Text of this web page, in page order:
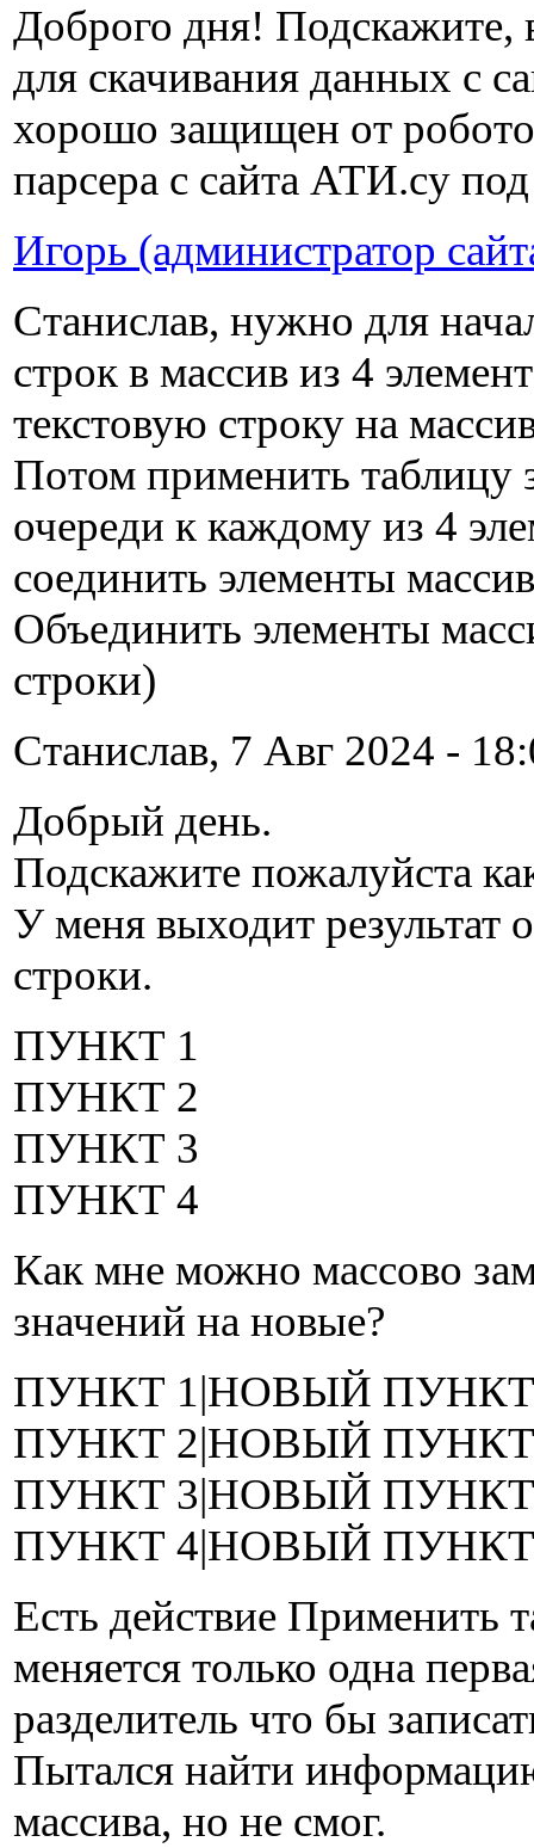
Доброго дня! Подскажите,
для скачивания данных с
хорошо защищен от
парсера с сайта АТИ.су
Игорь (администратор
Станислав, нужно для
строк в массив из 4
текстовую строку на
Потом применить таблицу
очереди к каждому из 4
соединить элементы
Объединить элементы
строки)
Станислав, 7 Авг 2024 -
Добрый день.
Подскажите пожалуйста
У меня выходит результат
строки.
ПУНКТ 1
ПУНКТ 2
ПУНКТ 3
ПУНКТ 4
Как мне можно массово
значений на новые?
ПУНКТ 1|НОВЫЙ
ПУНКТ 2|НОВЫЙ
ПУНКТ 3|НОВЫЙ
ПУНКТ 4|НОВЫЙ
Есть действие Применить
меняется только одна
разделитель что бы
Пытался найти
массива, но не смог.